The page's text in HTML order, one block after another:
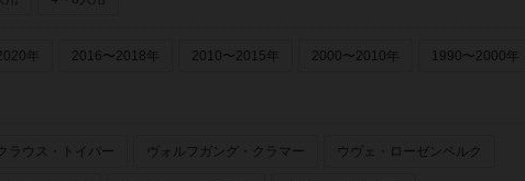
年 2016〜2018年 2010〜2015年 2000〜2010年 1990〜2000年
ラウス・トイバー ヴォルフガング・クラマー ウヴェ・ローゼンベルク